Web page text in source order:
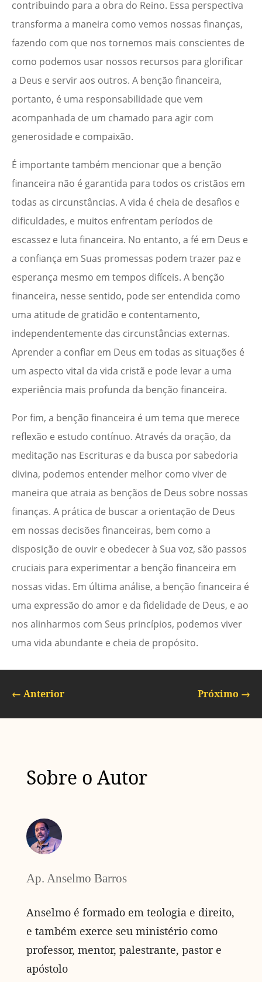
contribuindo para a obra do Reino. Essa perspectiva
transforma a maneira como vemos nossas finanças,
fazendo com que nos tornemos mais conscientes de
como podemos usar nossos recursos para glorificar
a Deus e servir aos outros. A benção financeira,
portanto, é uma responsabilidade que vem
acompanhada de um chamado para agir com
generosidade e compaixão.
É importante também mencionar que a benção
financeira não é garantida para todos os cristãos em
todas as circunstâncias. A vida é cheia de desafios e
dificuldades, e muitos enfrentam períodos de
escassez e luta financeira. No entanto, a fé em Deus e
a confiança em Suas promessas podem trazer paz e
esperança mesmo em tempos difíceis. A benção
financeira, nesse sentido, pode ser entendida como
uma atitude de gratidão e contentamento,
independentemente das circunstâncias externas.
Aprender a confiar em Deus em todas as situações é
um aspecto vital da vida cristã e pode levar a uma
experiência mais profunda da benção financeira.
Por fim, a benção financeira é um tema que merece
reflexão e estudo contínuo. Através da oração, da
meditação nas Escrituras e da busca por sabedoria
divina, podemos entender melhor como viver de
maneira que atraia as bençãos de Deus sobre nossas
finanças. A prática de buscar a orientação de Deus
em nossas decisões financeiras, bem como a
disposição de ouvir e obedecer à Sua voz, são passos
cruciais para experimentar a benção financeira em
nossas vidas. Em última análise, a benção financeira é
uma expressão do amor e da fidelidade de Deus, e ao
nos alinharmos com Seus princípios, podemos viver
uma vida abundante e cheia de propósito.
← Anterior Próximo →
Sobre o Autor
Ap. Anselmo Barros
Anselmo é formado em teologia e direito,
e também exerce seu ministério como
professor, mentor, palestrante, pastor e
apóstolo